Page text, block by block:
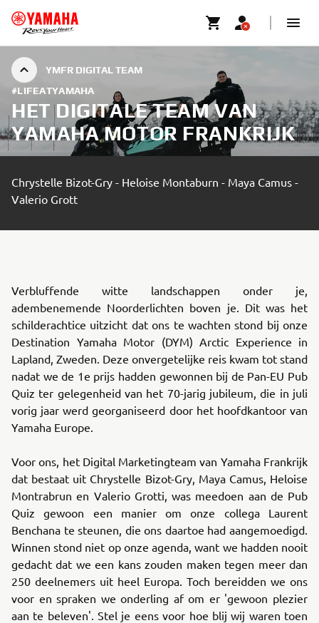
YMFR DIGITAL TEAM
#LIFEATYAMAHA
HET DIGITALE TEAM VAN
YAMAHA MOTOR FRANKRIJK
Chrystelle Bizot-Gry - Heloise Montaburn - Maya Camus -
Valerio Grott
Verbluffende witte landschappen onder je,
adembenemende Noorderlichten boven je. Dit was het
schilderachtice uitzicht dat ons te wachten stond bij onze
Destination Yamaha Motor (DYM) Arctic Experience in
Lapland, Zweden. Deze onvergetelijke reis kwam tot stand
nadat we de 1e prijs hadden gewonnen bij de Pan-EU Pub
Quiz ter gelegenheid van het 70-jarig jubileum, die in juli
vorig jaar werd georganiseerd door het hoofdkantoor van
Yamaha Europe.
Voor ons, het Digital Marketingteam van Yamaha Frankrijk
dat bestaat uit Chrystelle Bizot-Gry, Maya Camus, Heloise
Montrabrun en Valerio Grotti, was meedoen aan de Pub
Quiz gewoon een manier om onze collega Laurent
Benchana te steunen, die ons daartoe had aangemoedigd.
Winnen stond niet op onze agenda, want we hadden nooit
gedacht dat we een kans zouden maken tegen meer dan
250 deelnemers uit heel Europa. Toch bereidden we ons
voor en spraken we onderling af om er 'gewoon plezier
aan te beleven'. Stel je eens voor hoe blij wij waren toen